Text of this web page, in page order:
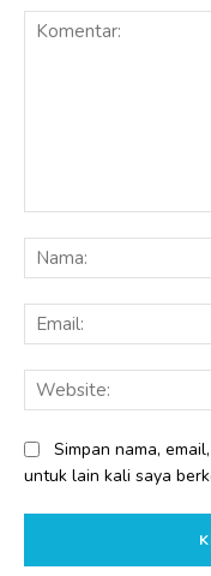
Simpan nama,
untuk lain kali saya